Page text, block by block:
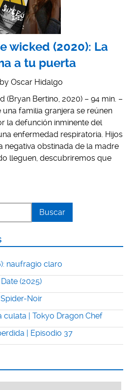
wicked (2020): La
a tu puerta
byOscar Hidalgo
(Bryan Bertino, 2020) – 94 min. –
una familia granjera se reúnen
la defunción inminente del
enfermedad respiratoria. Hijos
negativa obstinada de la madre
lleguen, descubriremos que
naufragio claro
(2025)
Noir
culata | Tokyo Dragon Chef
| Episodio 37